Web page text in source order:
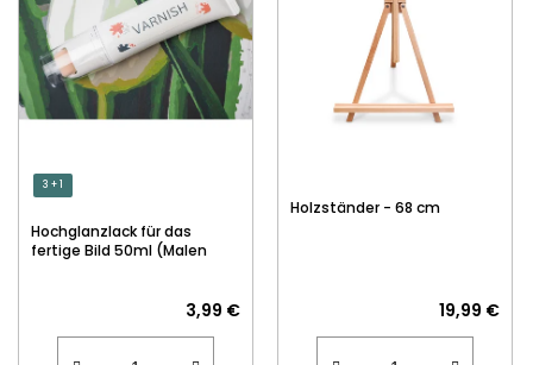
3 + 1
Hochglanzlack für das
fertige Bild 50ml (Malen
3,99 €
Holzständer - 68 cm
19,99 €